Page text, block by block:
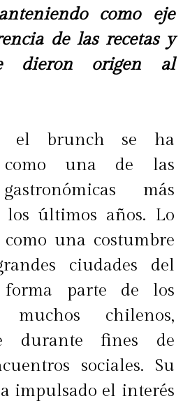
como eje
de las recetas y
dieron origen al
el brunch se ha
como una de las
más
los últimos años. Lo
una costumbre
ciudades del
parte de los
chilenos,
durante fines de
sociales. Su
impulsado el interés